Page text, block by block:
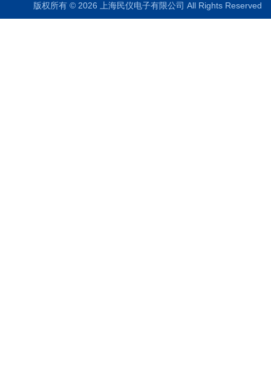
版权所有 © 2026 上海民仪电子有限公司 All Rights